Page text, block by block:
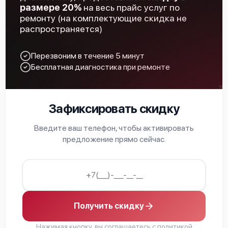
Замена ключей управления
Замена микросхемы логики
Замена шим контроллера
Восстановление после попадания влаги
Ремонт платы управления (восстановление)
Замена объективов с улучшением
Замена дисплея (экрана) 750 р
Ремонт капиллярной трубки
размере 20% на весь прайс услуг по
ремонту (на комплектующие скидка не
распространяется)
Перезвоним в течение 5 минут
Бесплатная диагностика при ремонте
Зафиксировать скидку
Введите ваш телефон, чтобы активировать
предложение прямо сейчас.
Получить скидку
Нажимая кнопку, вы соглашаетесь с политикой